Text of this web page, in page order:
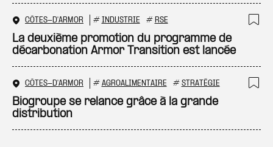
CÔTES-D'ARMOR # INDUSTRIE # RSE
La deuxième promotion du programme de
décarbonation Armor Transition est lancée
CÔTES-D'ARMOR # AGROALIMENTAIRE # STRATÉGIE
Biogroupe se relance grâce à la grande
distribution